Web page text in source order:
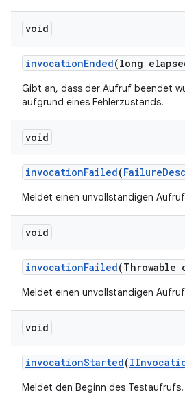
void
invocationEnded(long
Gibt an, dass der Aufruf beendet
aufgrund eines Fehlerzustands.
void
invocationFailed(Failure
Meldet einen unvollständigen
void
invocationFailed(Throwable
Meldet einen unvollständigen
void
invocationStarted(
Meldet den Beginn des Testaufrufs.